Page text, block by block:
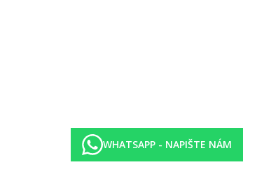
WHATSAPP - NAPIŠTE NÁM